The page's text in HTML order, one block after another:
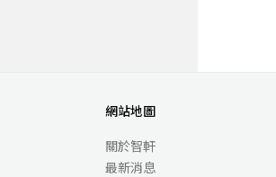
網站地圖
關於智軒
最新消息